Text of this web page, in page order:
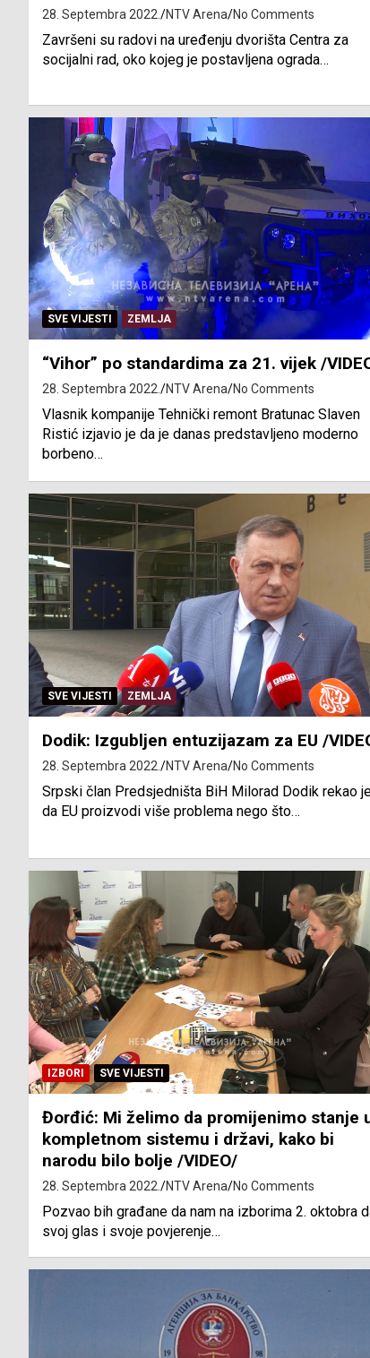
28. Septembra 2022. NTV Arena No Comments
Završeni su radovi na uređenju dvorišta Centra za
socijalni rad, oko kojeg je postavljena ograda…
SVE VIJESTI ZEMLJA
“Vihor” po standardima za 21. vijek /
28. Septembra 2022. NTV Arena No Comments
Vlasnik kompanije Tehnički remont Bratunac Slaven
Ristić izjavio je da je danas predstavljeno moderno
borbeno…
SVE VIJESTI ZEMLJA
Dodik: Izgubljen entuzijazam za EU /
28. Septembra 2022. NTV Arena No Comments
Srpski član Predsjedništa BiH Milorad Dodik rekao
da EU proizvodi više problema nego što…
IZBORI SVE VIJESTI
Đorđić: Mi želimo da promijenimo stanje
kompletnom sistemu i državi, kako bi
narodu bilo bolje /VIDEO/
28. Septembra 2022. NTV Arena No Comments
Pozvao bih građane da nam na izborima 2. oktobra
svoj glas i svoje povjerenje…